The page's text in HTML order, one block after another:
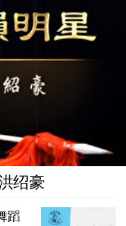
绍豪
蹈